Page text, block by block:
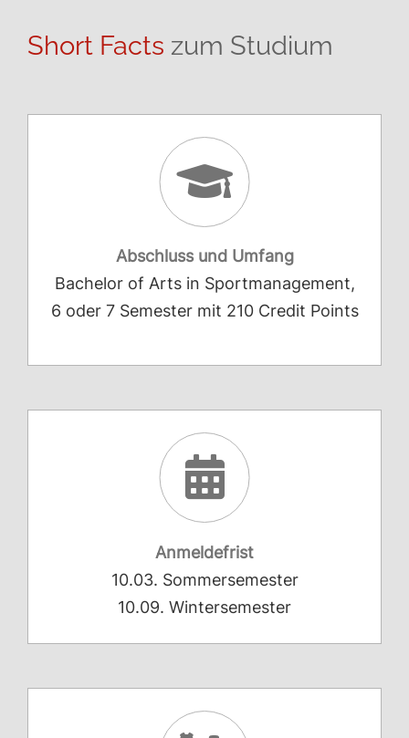
Short Facts zum Studium
Abschluss und Umfang
Bachelor of Arts in Sportmanagement,
6 oder 7 Semester mit 210 Credit Points
Anmeldefrist
10.03. Sommersemester
10.09. Wintersemester